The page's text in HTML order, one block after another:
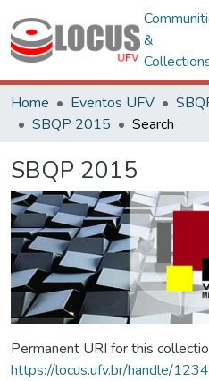
&
Home Eventos UFV
SBQP 2015
Search
SBQP 2015
Permanent URI for this
https://locus.ufv.br/handle/